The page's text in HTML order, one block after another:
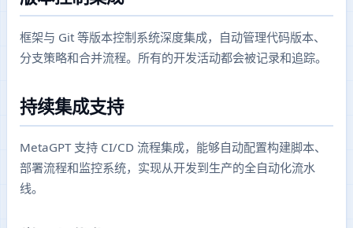
框架与 Git 等版本控制系统深度集成，自动管理代码版本、
分支策略和合并流程。所有的开发活动都会被记录和追踪。
持续集成支持
MetaGPT 支持 CI/CD 流程集成，能够自动配置构建脚本、
部署流程和监控系统，实现从开发到生产的全自动化流水
线。